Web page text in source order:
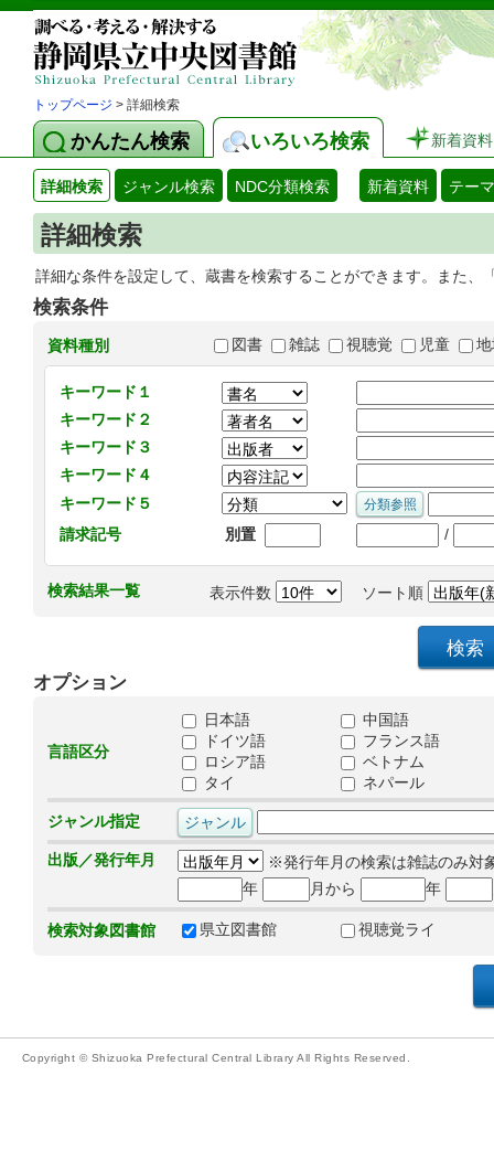
トップページ > 詳細検索
かんたん検索 いろいろ検索 新着資料
詳細検索 ジャンル検索 NDC分類検索 新着資料 テー
詳細検索
詳細な条件を設定して、蔵書を検索することができます。また
検索条件
資料種別 図書 雑誌 視聴覚 児童
キーワード１
キーワード２
キーワード３
キーワード４
キーワード５
請求記号
別置 /
検索結果一覧 表示件数 ソート順
オプション
言語区分
日本語
中国語
ドイツ語
フランス語
ロシア語
ベトナム
タイ
ネパール
ジャンル指定
出版／発行年月
※発行年月の検索は雑誌のみ対
年
月から 年
検索対象図書館 県立図書館 視聴覚ライ
Copyright © Shizuoka Prefectural Central Library All Rights Reserved.